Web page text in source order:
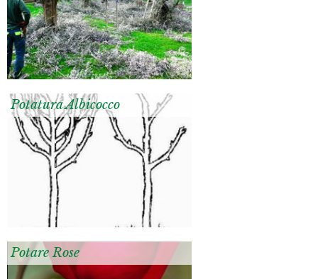
Potatura Albicocco
Potare Rose